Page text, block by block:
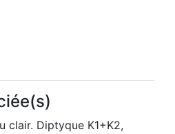
clair. Diptyque K1+K2,